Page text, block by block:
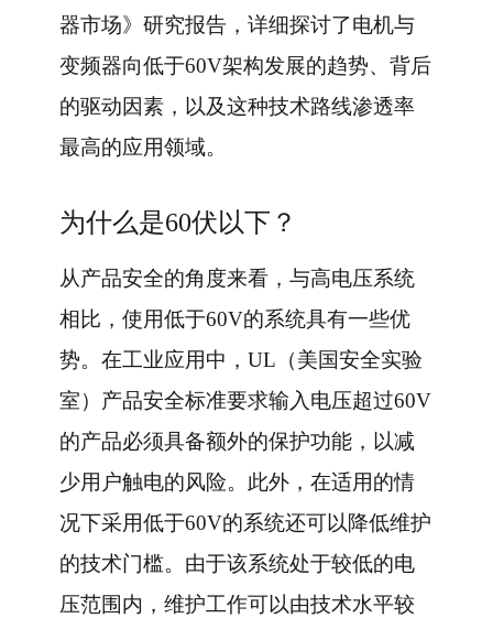
器市场》研究报告，详细探讨了电机与
变频器向低于60V架构发展的趋势、背后
的驱动因素，以及这种技术路线渗透率
最高的应用领域。
为什么是60伏以下？
从产品安全的角度来看，与高电压系统
相比，使用低于60V的系统具有一些优
势。在工业应用中，UL（美国安全实验
室）产品安全标准要求输入电压超过60V
的产品必须具备额外的保护功能，以减
少用户触电的风险。此外，在适用的情
况下采用低于60V的系统还可以降低维护
的技术门槛。由于该系统处于较低的电
压范围内，维护工作可以由技术水平较